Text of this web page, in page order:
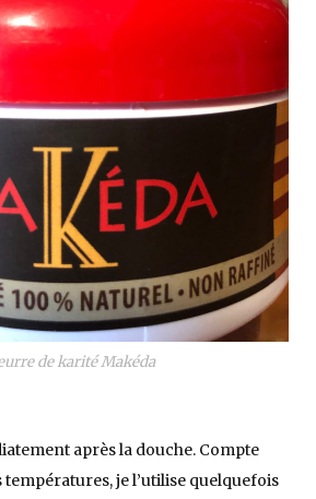
de karité Makéda
après la douche. Compte
températures, je l’utilise quelquefois